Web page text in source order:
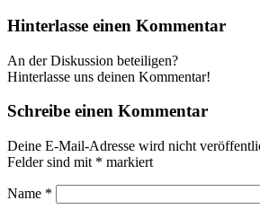
Hinterlasse einen Kommentar
An der Diskussion beteiligen?
Hinterlasse uns deinen Kommentar!
Schreibe einen Kommentar
Deine E-Mail-Adresse wird nicht
Felder sind mit * markiert
Name *